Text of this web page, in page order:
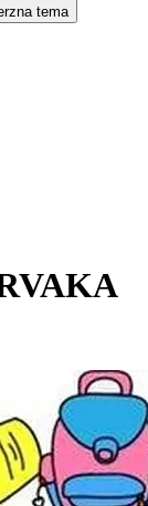
tema